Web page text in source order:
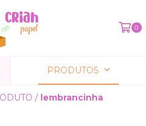
0
PRODUTOS
/ lembrancinha